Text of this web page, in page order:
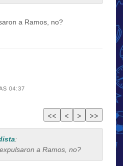
a Ramos, no?
04:37
:
a Ramos, no?